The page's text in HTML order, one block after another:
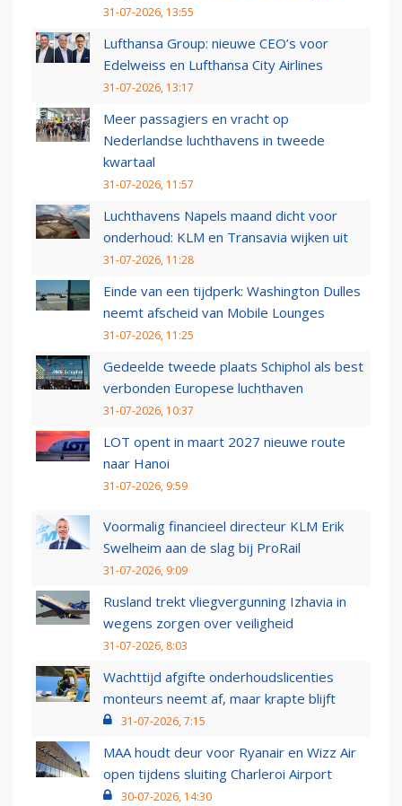
31-07-2026, 13:55
Lufthansa Group: nieuwe CEO’s voor
Edelweiss en Lufthansa City Airlines
31-07-2026, 13:17
Meer passagiers en vracht op
Nederlandse luchthavens in tweede
kwartaal
31-07-2026, 11:57
Luchthavens Napels maand dicht voor
onderhoud: KLM en Transavia wijken uit
31-07-2026, 11:28
Einde van een tijdperk: Washington Dulles
neemt afscheid van Mobile Lounges
31-07-2026, 11:25
Gedeelde tweede plaats Schiphol als best
verbonden Europese luchthaven
31-07-2026, 10:37
LOT opent in maart 2027 nieuwe route
naar Hanoi
31-07-2026, 9:59
Voormalig financieel directeur KLM Erik
Swelheim aan de slag bij ProRail
31-07-2026, 9:09
Rusland trekt vliegvergunning Izhavia in
wegens zorgen over veiligheid
31-07-2026, 8:03
Wachttijd afgifte onderhoudslicenties
monteurs neemt af, maar krapte blijft
31-07-2026, 7:15
MAA houdt deur voor Ryanair en Wizz Air
open tijdens sluiting Charleroi Airport
30-07-2026, 14:30